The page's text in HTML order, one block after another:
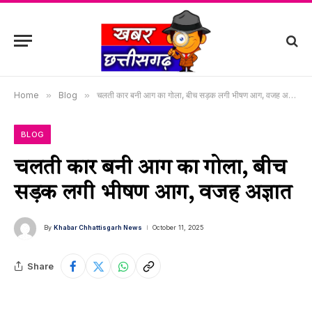
Home » Blog » चलती कार बनी आग का गोला, बीच सड़क लगी भीषण आग, वजह अज्ञात
BLOG
चलती कार बनी आग का गोला, बीच
सड़क लगी भीषण आग, वजह अज्ञात
By Khabar Chhattisgarh News October 11, 2025
Share